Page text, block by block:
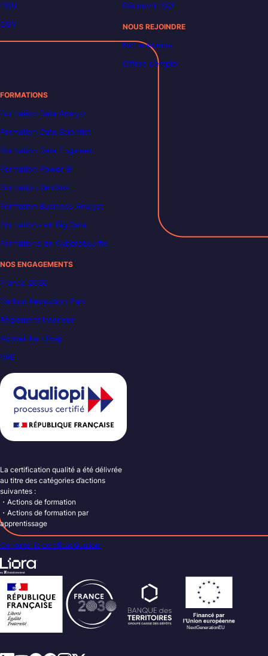
CGU
CGV
Découvrir SQL
NOUS REJOINDRE
Notre équipe
Offres d’emploi
FORMATIONS
Formation Data Analyst
Formation Data Scientist
Formation Data Engineer
Formation Power BI
Formation DevOps
Formation Business Analyst
Formations en Big Data
Formations en Cybersécurité
NOS ENGAGEMENTS
France 2030
Carbon Reduction Plan
Règlement intérieur
Accueil handicap
VAE
La certification qualité a été délivrée
au titre des catégories d’actions
suivantes :
・Actions de formation
・Actions de formation par
apprentissage
Consulter le certificat Qualiopi